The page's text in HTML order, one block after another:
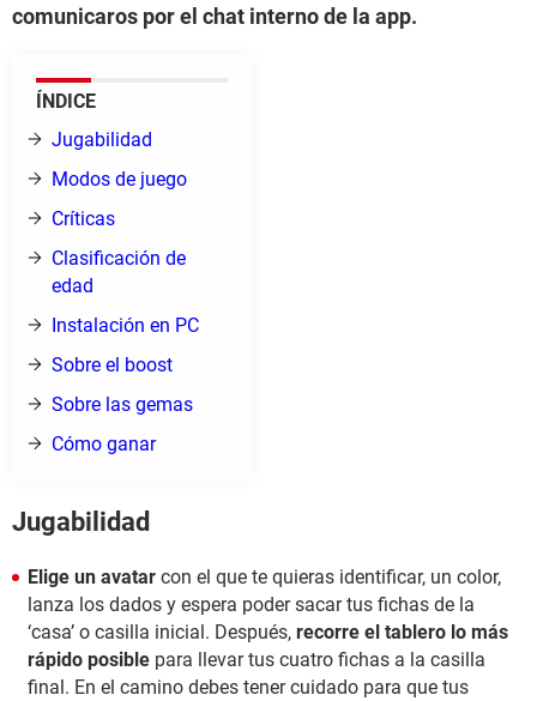
comunicaros por el chat interno de la app.
ÍNDICE
Jugabilidad
Modos de juego
Críticas
Clasificación de
edad
Instalación en PC
Sobre el boost
Sobre las gemas
Cómo ganar
Jugabilidad
Elige un avatar con el que te quieras identificar, un color,
lanza los dados y espera poder sacar tus fichas de la
‘casa’ o casilla inicial. Después, recorre el tablero lo más
rápido posible para llevar tus cuatro fichas a la casilla
final. En el camino debes tener cuidado para que tus